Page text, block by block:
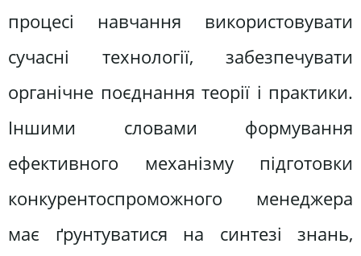
процесі навчання використовувати
сучасні технології, забезпечувати
органічне поєднання теорії і практики.
Іншими словами формування
ефективного механізму підготовки
конкурентоспроможного менеджера
має ґрунтуватися на синтезі знань,